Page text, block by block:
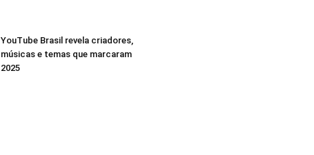
YouTube Brasil revela criadores,
músicas e temas que marcaram
2025